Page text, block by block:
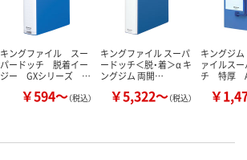
キングファイル スー
パードッチ 脱着イー
ジー GXシリーズ …
￥594～（税込）
キングファイル スーパ
ードッチ＜脱・着＞α キ
ングジム 両開…
￥5,322～（税込）
キングジ
ァイルス
チ 特厚
￥